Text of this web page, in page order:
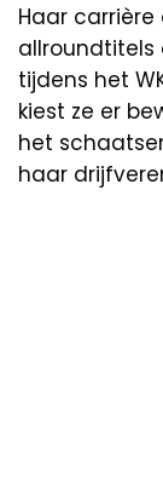
Haar
allroundtitels
tijdens het
kiest ze er
het
haar